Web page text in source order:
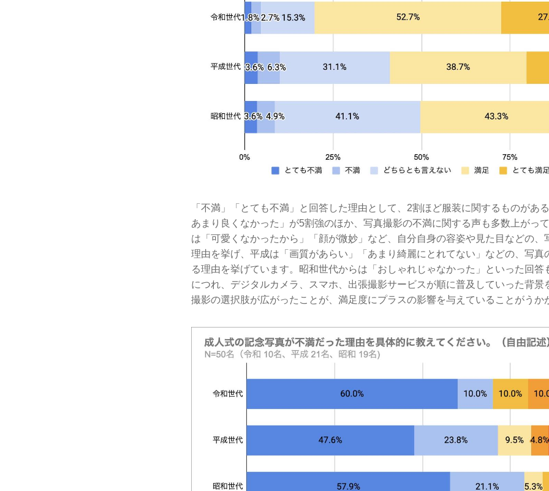
「不満」「とても不満」と回答した理由として、2割ほど服装に関するものがあ
あまり良くなかった」が5割強のほか、写真撮影の不満に関する声も多数上がっ
は「可愛くなかったから」「顔が微妙」など、自分自身の容姿や見た目などの、
理由を挙げ、平成は「画質があらい」「あまり綺麗にとれてない」などの、写真
る理由を挙げています。昭和世代からは「おしゃれじゃなかった」といった回答
につれ、デジタルカメラ、スマホ、出張撮影サービスが順に普及していった背景
撮影の選択肢が広がったことが、満足度にプラスの影響を与えていることがうか